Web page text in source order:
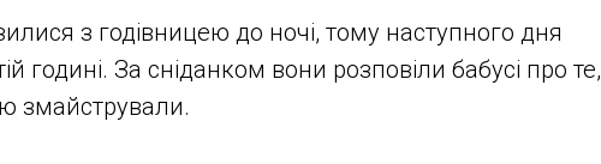
з годівницею до ночі, тому наступного дня
годині. За сніданком вони розповіли бабусі про те,
змайстрували.